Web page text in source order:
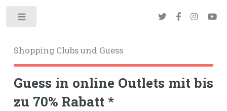
Shopping Clubs und Guess
Guess in online Outlets mit bis
zu 70% Rabatt *